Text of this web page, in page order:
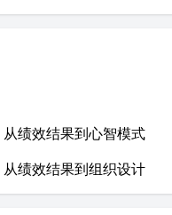
绩效结果到心智模式
绩效结果到组织设计